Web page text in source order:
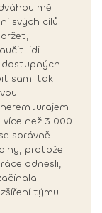
mě
svých cílů
lidi
dostupných
sami tak
Jurajem
než 3 000
správně
protože
odnesli,
týmu